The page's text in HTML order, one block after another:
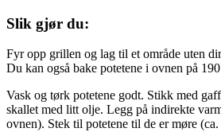
Slik gjør du:
Fyr opp grillen og lag til et område uten
Du kan også bake potetene i ovnen på
Vask og tørk potetene godt. Stikk med
skallet med litt olje. Legg på indirekte
ovnen). Stek til potetene til de er møre